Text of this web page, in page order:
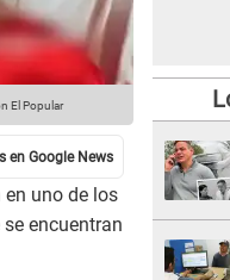
El Popular
uno de los
encuentran